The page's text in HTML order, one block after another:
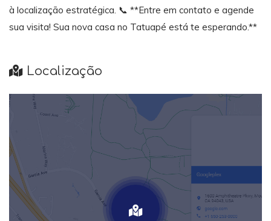
à localização estratégica. 📞 **Entre em contato e agende
sua visita! Sua nova casa no Tatuapé está te esperando.**
Localização